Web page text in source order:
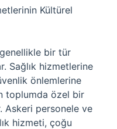
Kültürel
bir tür
Sağlık hizmetlerine
önlemlerine
toplumda özel bir
Askeri personele ve
hizmeti, çoğu